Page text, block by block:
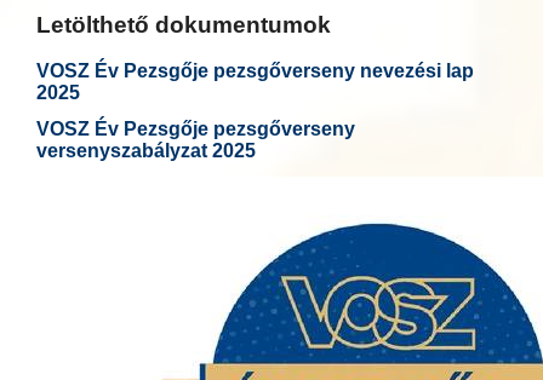
Letölthető dokumentumok
VOSZ Év Pezsgője pezsgőverseny nevezési lap
2025
VOSZ Év Pezsgője pezsgőverseny
versenyszabályzat 2025